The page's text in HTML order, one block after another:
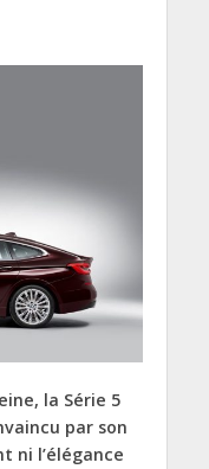
la Série 5
par son
ni l’élégance